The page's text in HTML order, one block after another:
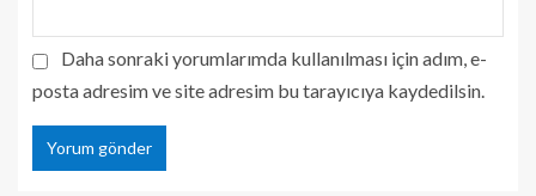
Daha sonraki yorumlarımda kullanılması için adım, e-
posta adresim ve site adresim bu tarayıcıya kaydedilsin.